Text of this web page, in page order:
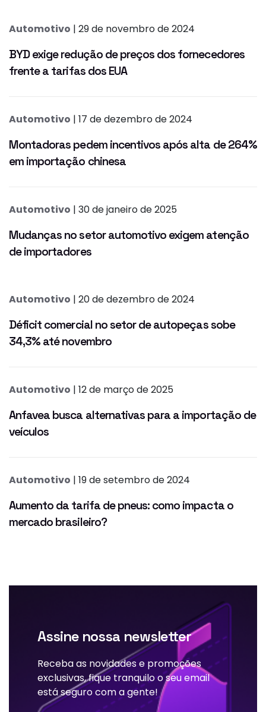
Automotivo | 29 de novembro de 2024
BYD exige redução de preços dos fornecedores
frente a tarifas dos EUA
Automotivo | 17 de dezembro de 2024
Montadoras pedem incentivos após alta de 264%
em importação chinesa
Automotivo | 30 de janeiro de 2025
Mudanças no setor automotivo exigem atenção
de importadores
Automotivo | 20 de dezembro de 2024
Déficit comercial no setor de autopeças sobe
34,3% até novembro
Automotivo | 12 de março de 2025
Anfavea busca alternativas para a importação de
veículos
Automotivo | 19 de setembro de 2024
Aumento da tarifa de pneus: como impacta o
mercado brasileiro?
Assine nossa newsletter
Receba as novidades e promoções
exclusivas, fique tranquilo o seu email
está seguro com a gente!